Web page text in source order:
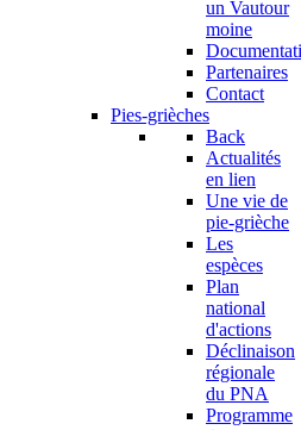
un Vautour
moine
Partenaires
Contact
Pies-grièches
Back
Actualités
en lien
Une vie de
pie-grièche
Les
espèces
Plan
national
d'actions
Déclinaison
régionale
du PNA
Programme